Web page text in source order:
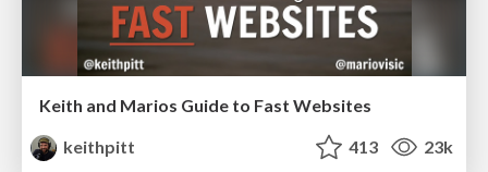
Keith and Marios Guide to Fast Websites
keithpitt
413 23k